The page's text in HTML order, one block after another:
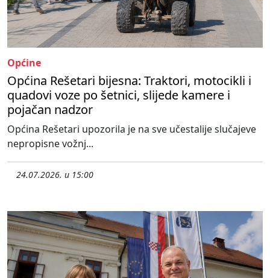
Općine
Općina Rešetari bijesna: Traktori, motocikli i
quadovi voze po šetnici, slijede kamere i
pojačan nadzor
Općina Rešetari upozorila je na sve učestalije slučajeve
nepropisne vožnj...
24.07.2026. u 15:00